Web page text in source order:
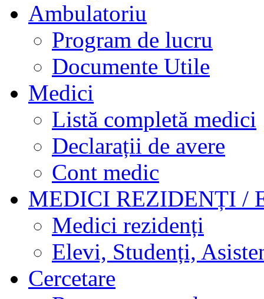
Ambulatoriu
Program de lucru
Documente Utile
Medici
Listă completă medici
Declarații de avere
Cont medic
MEDICI REZIDENȚI /
Medici rezidenți
Elevi, Studenți,
Cercetare